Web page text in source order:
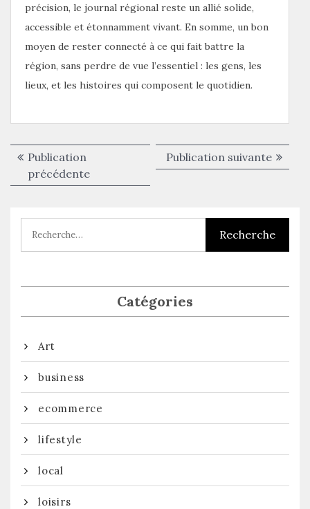
précision, le journal régional reste un allié solide,
accessible et étonnamment vivant. En somme, un bon
moyen de rester connecté à ce qui fait battre la
région, sans perdre de vue l’essentiel : les gens, les
lieux, et les histoires qui composent le quotidien.
Navigation
de
Publication
précédentePublication
précédente :
Publication suivante
Catégories
Art
business
ecommerce
lifestyle
local
loisirs